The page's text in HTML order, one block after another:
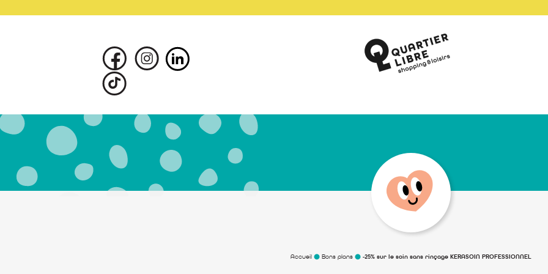
Accueil Bons plans -25% sur le soin sans rinçage KERASOIN PROFESSIONNEL